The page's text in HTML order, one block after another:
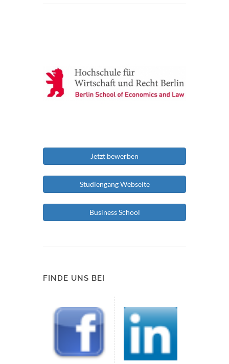
Jetzt bewerben
Studiengang Webseite
Business School
FINDE UNS BEI